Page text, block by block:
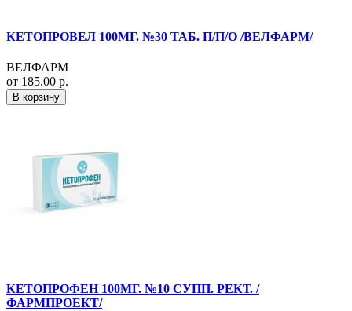
КЕТОПРОВЕЛ 100МГ. №30 ТАБ. П/П/О /ВЕЛФАРМ/
ВЕЛФАРМ
от 185.00 р.
В корзину
КЕТОПРОФЕН 100МГ. №10 СУПП. РЕКТ. /
ФАРМПРОЕКТ/